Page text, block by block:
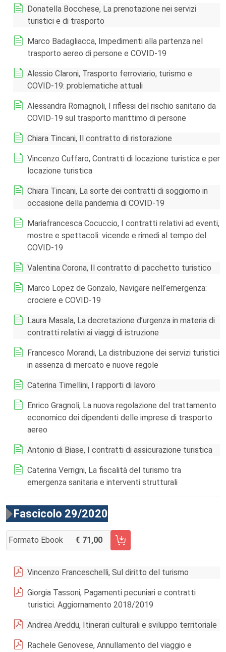
Donatella Bocchese, La prenotazione nei servizi
turistici e di trasporto
Marco Badagliacca, Impedimenti alla partenza nel
trasporto aereo di persone e COVID-19
Alessio Claroni, Trasporto ferroviario, turismo e
COVID-19: problematiche attuali
Alessandra Romagnoli, I riflessi del rischio sanitario da
COVID-19 sul trasporto marittimo di persone
Chiara Tincani, Il contratto di ristorazione
Vincenzo Cuffaro, Contratti di locazione turistica e per
locazione turistica
Chiara Tincani, La sorte dei contratti di soggiorno in
occasione della pandemia di COVID-19
Mariafrancesca Cocuccio, I contratti relativi ad eventi,
mostre e spettacoli: vicende e rimedi al tempo del
COVID-19
Valentina Corona, Il contratto di pacchetto turistico
Marco Lopez de Gonzalo, Navigare nell’emergenza:
crociere e COVID-19
Laura Masala, La decretazione d’urgenza in materia di
contratti relativi ai viaggi di istruzione
Francesco Morandi, La distribuzione dei servizi turistici
in assenza di mercato e nuove regole
Caterina Timellini, I rapporti di lavoro
Enrico Gragnoli, La nuova regolazione del trattamento
economico dei dipendenti delle imprese di trasporto
aereo
Antonio di Biase, I contratti di assicurazione turistica
Caterina Verrigni, La fiscalità del turismo tra
emergenza sanitaria e interventi strutturali
Fascicolo 29/2020
Formato Ebook 71,00
AGGIUNGI AL CARRELLO FASCICOLO 29/2020
Vincenzo Franceschelli, Sul diritto del turismo
Giorgia Tassoni, Pagamenti pecuniari e contratti
turistici. Aggiornamento 2018/2019
Andrea Areddu, Itinerari culturali e sviluppo territoriale
Rachele Genovese, Annullamento del viaggio e